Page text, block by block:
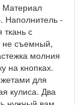
Материал
Наполнитель -
ткань с
не съемный,
молния
на кнопках.
для
кулиса. Два